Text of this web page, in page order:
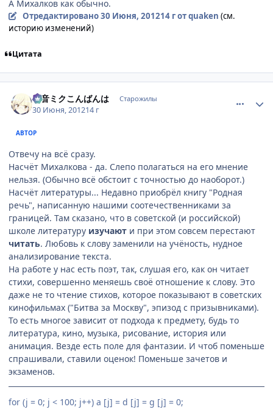
А Михалков как обычно.
Отредактировано30 Июня, 201214 гот quaken (см.
историю изменений)
Цитата
初音ミクこんばんは Старожилы
30 Июня, 201214 г
АВТОР
Отвечу на всё сразу.
Насчёт Михалкова - да. Слепо полагаться на его мнение
нельзя. (Обычно всё обстоит с точностью до наоборот.)
Насчёт литературы... Недавно приобрёл книгу "Родная
речь", написанную нашими соотечественниками за
границей. Там сказано, что в советской (и российской)
школе литературу изучают и при этом совсем перестают
читать. Любовь к слову заменили на учёность, нудное
анализирование текста.
На работе у нас есть поэт, так, слушая его, как он читает
стихи, совершенно меняешь своё отношение к слову. Это
даже не то чтение стихов, которое показывают в советских
кинофильмах ("Битва за Москву", эпизод с призывниками).
То есть многое зависит от подхода к предмету, будь то
литература, кино, музыка, рисование, история или
анимация. Везде есть поле для фантазии. И чтоб поменьше
спрашивали, ставили оценок! Поменьше зачетов и
экзаменов.
for (j = 0; j < 100; j++) a [j] = d [j] = g [j] = 0;